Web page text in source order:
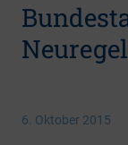
6. Oktober 2015